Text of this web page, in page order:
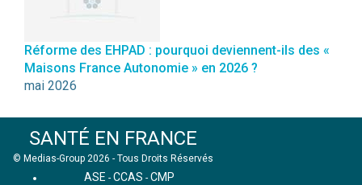
Réforme des EHPAD : pourquoi deviennent-ils des «
Maisons France Autonomie » en 2026 ?
mai 2026
SANTÉ EN FRANCE
© Medias-Group 2026 - Tous Droits Réservés
ASE - CCAS - CMP